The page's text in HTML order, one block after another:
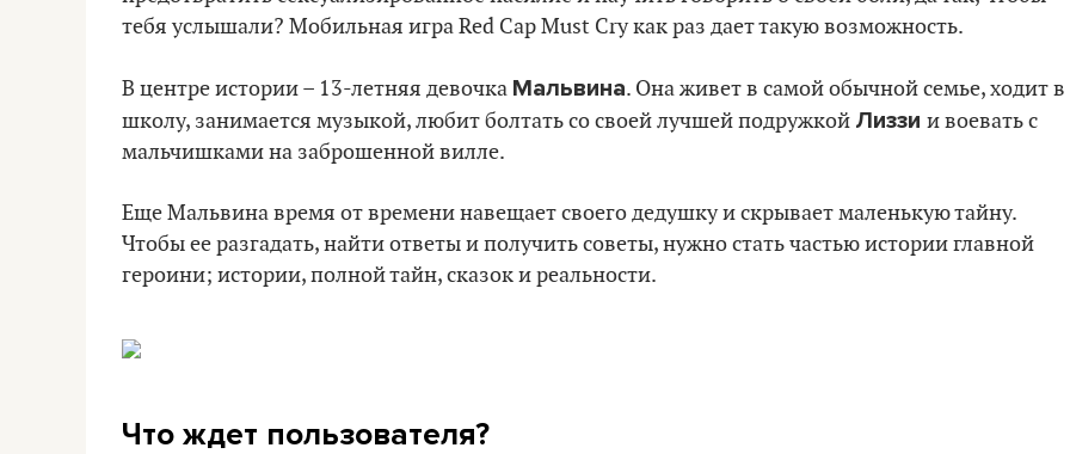
тебя услышали? Мобильная игра Red Cap Must Cry как раз дает такую возможность.
В центре истории – 13-летняя девочка Мальвина. Она живет в самой обычной семье, ходит в
школу, занимается музыкой, любит болтать со своей лучшей подружкой Лиззи и воевать с
мальчишками на заброшенной вилле.
Еще Мальвина время от времени навещает своего дедушку и скрывает маленькую тайну.
Чтобы ее разгадать, найти ответы и получить советы, нужно стать частью истории главной
героини; истории, полной тайн, сказок и реальности.
Что ждет пользователя?